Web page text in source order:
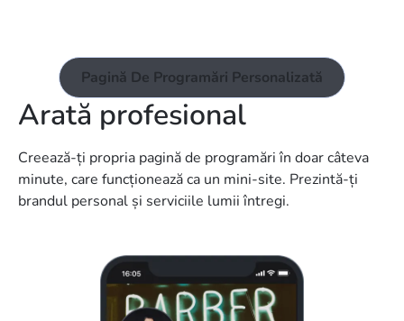
Pagină De Programări Personalizată
Arată profesional
Creează-ți propria pagină de programări în doar câteva
minute, care funcționează ca un mini-site. Prezintă-ți
brandul personal și serviciile lumii întregi.